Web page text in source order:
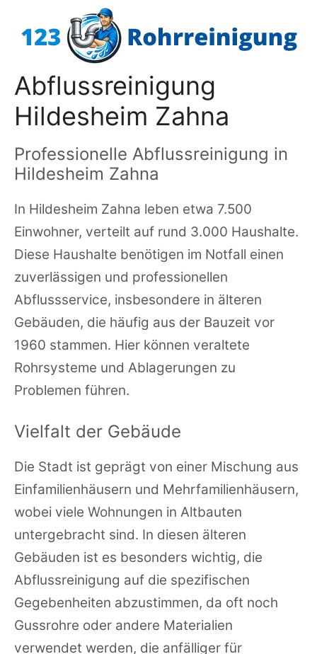
Inhalt
Abflussreinigung
Hildesheim Zahna
Professionelle Abflussreinigung in
Hildesheim Zahna
In Hildesheim Zahna leben etwa 7.500
Einwohner, verteilt auf rund 3.000 Haushalte.
Diese Haushalte benötigen im Notfall einen
zuverlässigen und professionellen
Abflussservice, insbesondere in älteren
Gebäuden, die häufig aus der Bauzeit vor
1960 stammen. Hier können veraltete
Rohrsysteme und Ablagerungen zu
Problemen führen.
Vielfalt der Gebäude
Die Stadt ist geprägt von einer Mischung aus
Einfamilienhäusern und Mehrfamilienhäusern,
wobei viele Wohnungen in Altbauten
untergebracht sind. In diesen älteren
Gebäuden ist es besonders wichtig, die
Abflussreinigung auf die spezifischen
Gegebenheiten abzustimmen, da oft noch
Gussrohre oder andere Materialien
verwendet werden, die anfälliger für